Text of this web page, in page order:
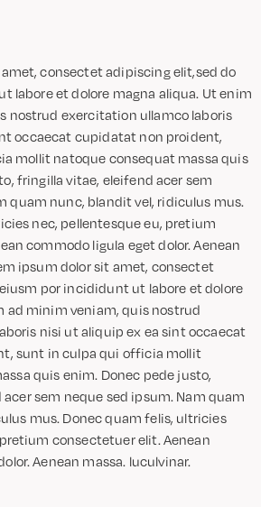
consectet adipiscing elit,sed do
labore et dolore magna aliqua. Ut enim
nostrud exercitation ullamco laboris
occaecat cupidatat non proident,
mollit natoque consequat massa quis
fringilla vitae, eleifend acer sem
quam nunc, blandit vel, ridiculus mus.
nec, pellentesque eu, pretium
commodo ligula eget dolor. Aenean
ipsum dolor sit amet, consectet
por incididunt ut labore et dolore
ad minim veniam, quis nostrud
nisi ut aliquip ex ea sint occaecat
sunt in culpa qui officia mollit
quis enim. Donec pede justo,
sem neque sed ipsum. Nam quam
mus. Donec quam felis, ultricies
consectetuer elit. Aenean
Aenean massa. luculvinar.